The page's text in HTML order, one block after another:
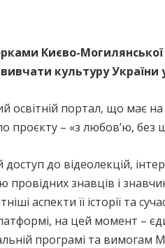
Києво-
культуру України
освітній портал, що має
проєкту – «з любов’ю,
до відеолекцій,
провідних знавців і
аспекти її історії та
на цей момент –
програмі та